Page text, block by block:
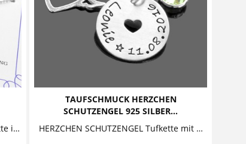
HERZCHEN ENGEL 925 Silber Taufkette in Geschenkbox / Geschenkkarton Diese zauberhafte Taufkette mit Gravur besteht aus einem...
TAUFSCHMUCK HERZCHEN
SCHUTZENGEL 925 SILBER...
HERZCHEN SCHUTZENGEL Tufkette mit Namensgravur Diese bezaubernde Taufkette mit Gravur aus 925 Sterling Silber besteht aus einem personalisierten Anhänger, auf den der Name des...